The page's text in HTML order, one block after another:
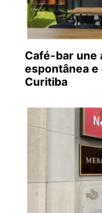
Café-bar une
espontânea e
Curitiba